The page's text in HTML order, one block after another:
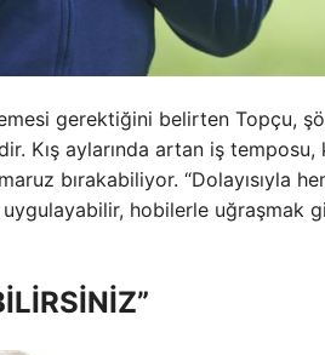
gerektiğini belirten Topçu,
Kış aylarında artan iş
bırakabiliyor. “Dolayısıyla
hobilerle uğraşmak